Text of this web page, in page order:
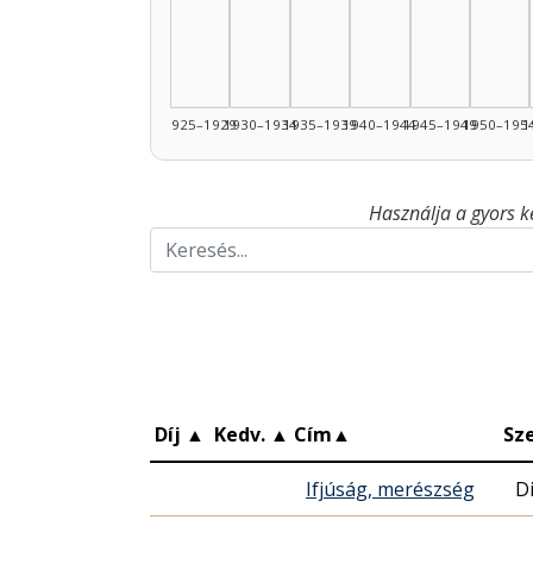
1925–19291930–19341935–19391940–19441945–1949
Használja a gyors
Díj ▲ Kedv. ▲ Cím▲
Ifjúság, merészség